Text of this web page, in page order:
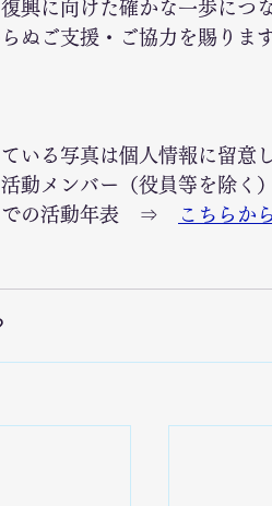
興に向けた確かな一歩につ
ぬご支援・ご協力を賜りま
いる写真は個人情報に留意
動メンバー（役員等を除
での活動年表　⇒ こちらから